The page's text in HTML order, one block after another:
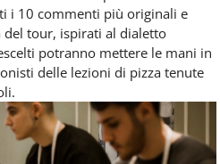
i 10 commenti più originali e
del tour, ispirati al dialetto
potranno mettere le mani in
delle lezioni di pizza tenute